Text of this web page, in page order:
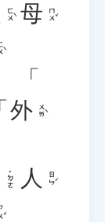
ㄈㄨˋ 母 ㄇㄨˇ
ˋ
「
外 ㄨㄞˋ
˙ㄉㄜ 人 ㄖㄣˊ
ˇ